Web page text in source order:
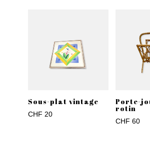
Sous-plat vintage
CHF 20
Porte-
rotin
CHF 60